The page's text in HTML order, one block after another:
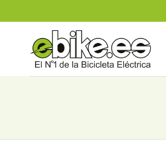
al
contenido